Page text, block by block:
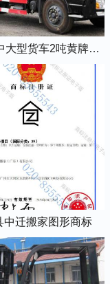
镇康县中大型货车2吨黄牌5米2厢式货车
中迁搬家图形商标